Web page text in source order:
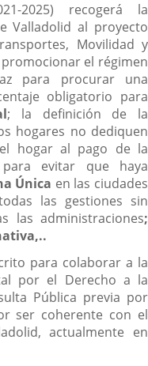
2025) recogerá la
Valladolid al proyecto
Movilidad y
el régimen
para procurar una
obligatorio para
; la definición de la
hogares no dediquen
hogar al pago de la
para evitar que haya
Única en las ciudades
las gestiones sin
las administraciones;
para colaborar a la
por el Derecho a la
Pública previa por
ser coherente con el
actualmente en